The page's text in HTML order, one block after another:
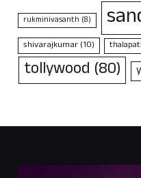
rukminivasanth (8)
shivarajkumar(10)
tollywood (80)